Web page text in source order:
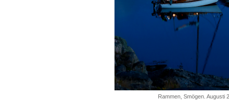
Rammen, Smögen. Augusti